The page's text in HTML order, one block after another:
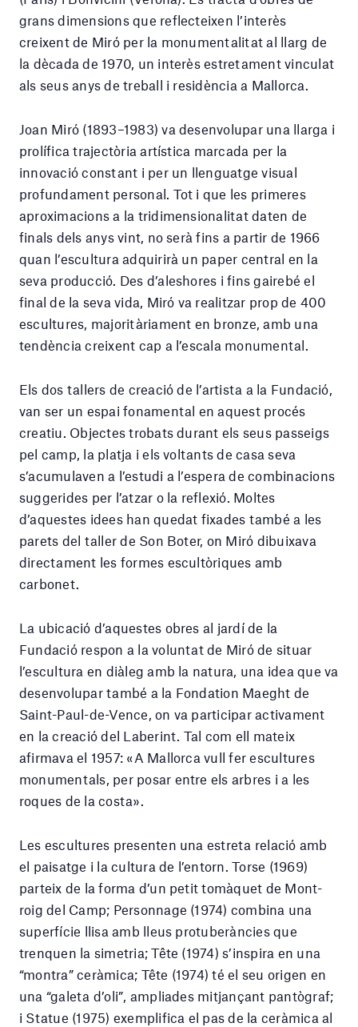
grans dimensions que reflecteixen l’interès
creixent de Miró per la monumentalitat al llarg de
la dècada de 1970, un interès estretament vinculat
als seus anys de treball i residència a Mallorca.
Joan Miró (1893–1983) va desenvolupar una llarga i
prolífica trajectòria artística marcada per la
innovació constant i per un llenguatge visual
profundament personal. Tot i que les primeres
aproximacions a la tridimensionalitat daten de
finals dels anys vint, no serà fins a partir de 1966
quan l’escultura adquirirà un paper central en la
seva producció. Des d’aleshores i fins gairebé el
final de la seva vida, Miró va realitzar prop de 400
escultures, majoritàriament en bronze, amb una
tendència creixent cap a l’escala monumental.
Els dos tallers de creació de l’artista a la Fundació,
van ser un espai fonamental en aquest procés
creatiu. Objectes trobats durant els seus passeigs
pel camp, la platja i els voltants de casa seva
s’acumulaven a l’estudi a l’espera de combinacions
suggerides per l’atzar o la reflexió. Moltes
d’aquestes idees han quedat fixades també a les
parets del taller de Son Boter, on Miró dibuixava
directament les formes escultòriques amb
carbonet.
La ubicació d’aquestes obres al jardí de la
Fundació respon a la voluntat de Miró de situar
l’escultura en diàleg amb la natura, una idea que va
desenvolupar també a la Fondation Maeght de
Saint-Paul-de-Vence, on va participar activament
en la creació del Laberint. Tal com ell mateix
afirmava el 1957: «A Mallorca vull fer escultures
monumentals, per posar entre els arbres i a les
roques de la costa».
Les escultures presenten una estreta relació amb
el paisatge i la cultura de l’entorn. Torse (1969)
parteix de la forma d’un petit tomàquet de Mont-
roig del Camp; Personnage (1974) combina una
superfície llisa amb lleus protuberàncies que
trenquen la simetria; Tête (1974) s’inspira en una
“montra” ceràmica; Tête (1974) té el seu origen en
una “galeta d’oli”, ampliades mitjançant pantògraf;
i Statue (1975) exemplifica el pas de la ceràmica al